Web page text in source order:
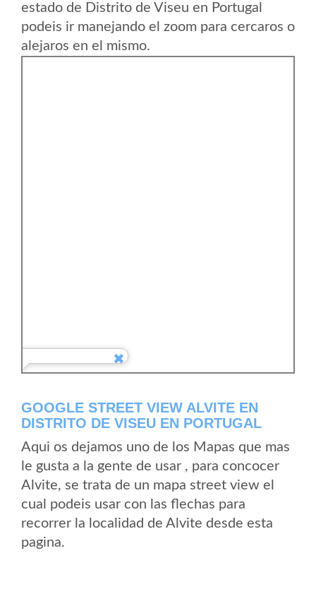
estado de Distrito de Viseu en Portugal
podeis ir manejando el zoom para cercaros o
alejaros en el mismo.
GOOGLE STREET VIEW ALVITE EN
DISTRITO DE VISEU EN PORTUGAL
Aqui os dejamos uno de los Mapas que mas
le gusta a la gente de usar , para concocer
Alvite, se trata de un mapa street view el
cual podeis usar con las flechas para
recorrer la localidad de Alvite desde esta
pagina.